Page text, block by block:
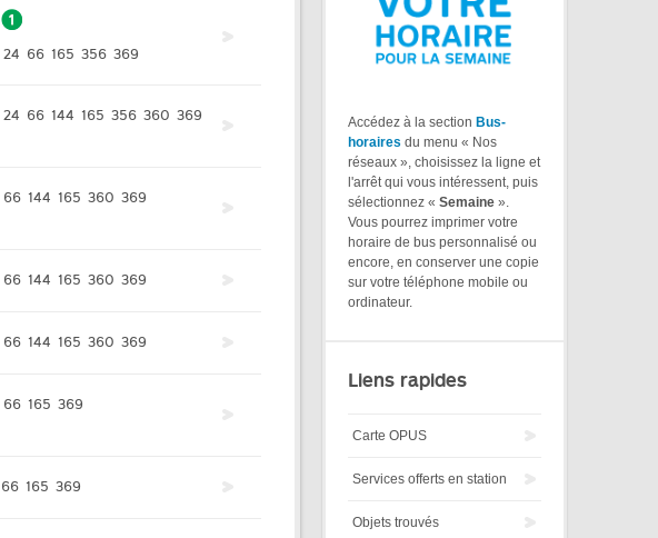
24 66 165 356 369
24 66 144 165 356 360 369
66 144 165 360 369
66 144 165 360 369
66 144 165 360 369
66 165 369
66 165 369
Accédez à la section Bus-
horaires du menu « Nos
réseaux », choisissez la ligne et
l'arrêt qui vous intéressent, puis
sélectionnez « Semaine ».
Vous pourrez imprimer votre
horaire de bus personnalisé ou
encore, en conserver une copie
sur votre téléphone mobile ou
ordinateur.
Liens rapides
Carte OPUS
Services offerts en station
Objets trouvés